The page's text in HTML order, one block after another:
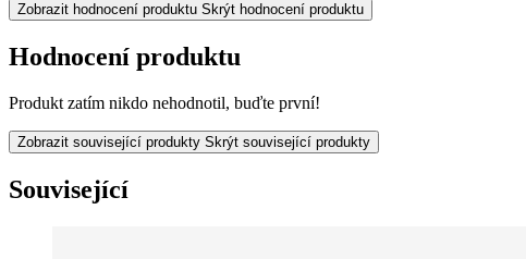
Zobrazit hodnocení produktu Skrýt hodnocení produktu
Hodnocení produktu
Produkt zatím nikdo nehodnotil, buďte první!
Zobrazit související produkty Skrýt související produkty
Související